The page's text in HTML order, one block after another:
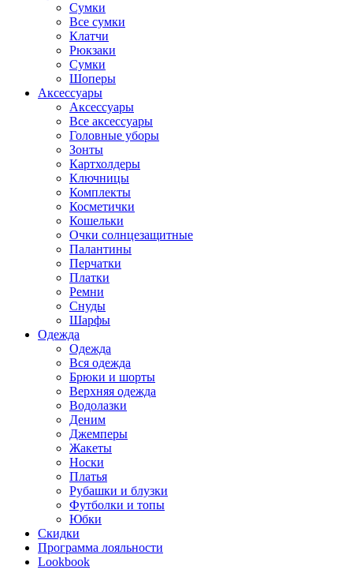
Сумки
Все сумки
Клатчи
Рюкзаки
Сумки
Шоперы
Аксессуары
Аксессуары
Все аксессуары
Головные уборы
Зонты
Картхолдеры
Ключницы
Комплекты
Косметички
Кошельки
Очки солнцезащитные
Палантины
Перчатки
Платки
Ремни
Снуды
Шарфы
Одежда
Одежда
Вся одежда
Брюки и шорты
Верхняя одежда
Водолазки
Деним
Джемперы
Жакеты
Носки
Платья
Рубашки и блузки
Футболки и топы
Юбки
Скидки
Программа лояльности
Lookbook